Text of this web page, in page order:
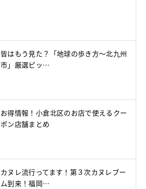
皆はもう見た？「地球の歩き方～北九州
市」厳選ピッ…
お得情報！小倉北区のお店で使えるクー
ポン店舗まとめ
カヌレ流行ってます！第３次カヌレブー
ム到来！福岡…